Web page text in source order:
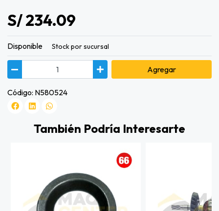
S/ 234.09
Disponible Stock por sucursal
Agregar
Código: N580524
También Podría Interesarte